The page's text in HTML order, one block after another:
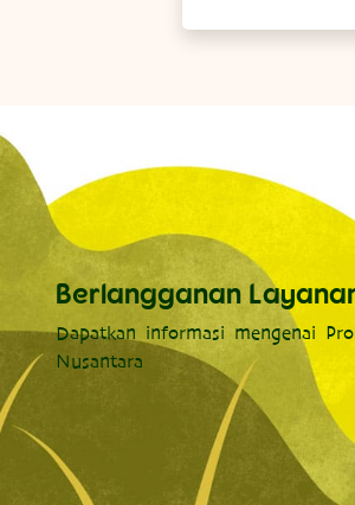
Berlangganan
Dapatkan informasi mengenai
Nusantara